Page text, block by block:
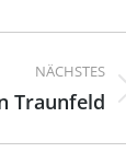
NÄCHSTES
Traunfeld